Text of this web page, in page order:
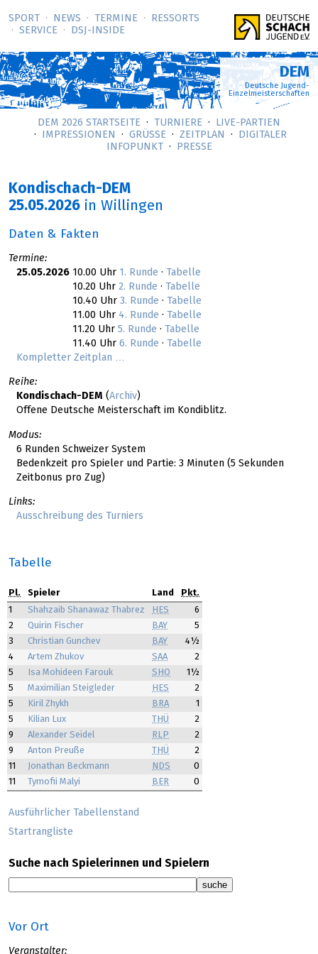
SPORT NEWS TERMINE
RESSORTS
SERVICE
DSJ-­INSIDE
DEM
Deutsche Jugend-
Einzelmeisterschaften
DEM 2026 STARTSEITE TURNIERE
LIVE-PARTIEN
IMPRESSIONEN
GRÜSSE ZEITPLAN
DIGITALER
INFOPUNKT
PRESSE
Kondischach-DEM
25.05.2026 in Willingen
Daten & Fakten
Termine:
25.05.202610.00 Uhr 1. Runde ·
Tabelle
10.20 Uhr 2. Runde ·
Tabelle
10.40 Uhr 3. Runde ·
Tabelle
11.00 Uhr 4. Runde ·
Tabelle
11.20 Uhr 5. Runde ·
Tabelle
11.40 Uhr 6. Runde ·
Tabelle
Kompletter Zeitplan …
Reihe:
Kondischach-DEM (Archiv)
Offene Deutsche Meisterschaft im Kondiblitz.
Modus:
6 Runden Schweizer System
Bedenkzeit pro Spieler und Partie: 3 Minuten (5 Sekunden
Zeitbonus pro Zug)
Links:
Ausschreibung des Turniers
Tabelle
Pl. Spieler Land
Pkt.
1
Shahzaib Shanawaz Thabrez HES
6
2
Quirin Fischer BAY
5
3
Christian Gunchev BAY
4½
4
Artem Zhukov SAA
2
5
Isa Mohideen Farouk SHO
1½
5
Maximilian Steigleder HES
2
5
Kiril Zhykh BRA
1
5
Kilian Lux THÜ
2
9
Alexander Seidel RLP
2
9
Anton Preuße THÜ
2
11
Jonathan Beckmann NDS
0
11
Tymofii Malyi BER 0
Ausführlicher Tabellenstand
Startrangliste
Suche nach Spielerinnen und Spielern
Vor Ort
Veranstalter: